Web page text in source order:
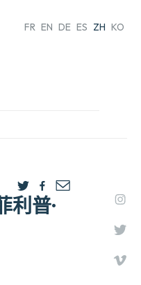
FR EN DE ES ZH KO
利普·